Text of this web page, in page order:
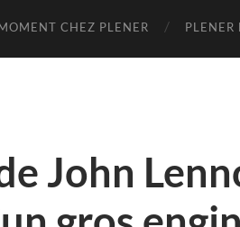
CHEZ PLENER PLENER
John